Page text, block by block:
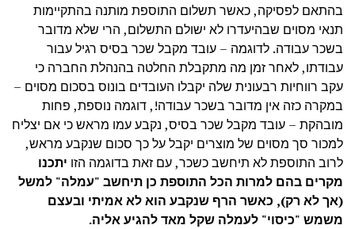
בהתאם לפסיקה, כאשר תשלום התוספת מותנה בהתקיימות
תנאי מסוים שבהיעדרו לא ישולם התשלום, הרי שלא מדובר
בשכר עבודה. לדוגמה – עובד מקבל שכר בסיס רגיל עבור
עבודתו, לאחר זמן מה מתקבלת החלטה בהנהלת החברה כי
עקב רווחיות רבעונית שלה יקבלו העובדים בונוס בסכום מסוים –
במקרה כזה אין מדובר בשכר עבודה!, דוגמה נוספת, פחות
מובהקת – עובד מקבל שכר בסיס, נקבע עמו מראש כי אם יצליח
למכור סך מסוים של מוצרים יקבל על כך סכום שנקבע מראש,
לרוב התוספת לא תיחשב כשכר, עם זאת בדוגמה הזו יתכנו
מקרים בהם למרות הכל התוספת כן תיחשב "עמלה" למשל
(אך לא רק), כאשר הרף שנקבע הוא לא אמיתי ובעצם
משמש "כיסוי" לעמלה שקל מאד להגיע אליה.